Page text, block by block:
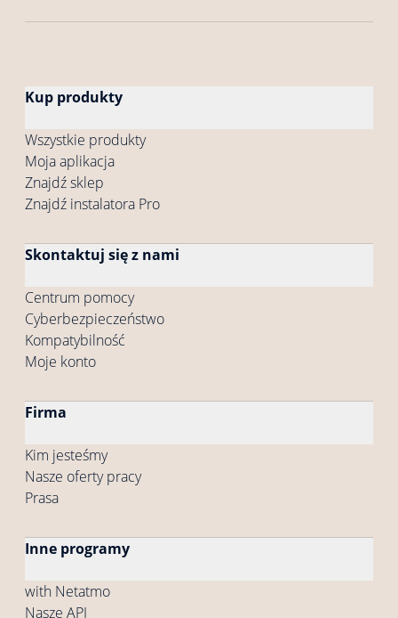
Kup produkty
Wszystkie produkty
Moja aplikacja
Znajdź sklep
Znajdź instalatora Pro
Skontaktuj się z nami
Centrum pomocy
Cyberbezpieczeństwo
Kompatybilność
Moje konto
Firma
Kim jesteśmy
Nasze oferty pracy
Prasa
Inne programy
with Netatmo
Nasze API